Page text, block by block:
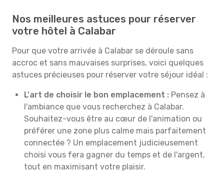
Nos meilleures astuces pour réserver
votre hôtel à Calabar
Pour que votre arrivée à Calabar se déroule sans
accroc et sans mauvaises surprises, voici quelques
astuces précieuses pour réserver votre séjour idéal :
L'art de choisir le bon emplacement : Pensez à
l'ambiance que vous recherchez à Calabar.
Souhaitez-vous être au cœur de l'animation ou
préférer une zone plus calme mais parfaitement
connectée ? Un emplacement judicieusement
choisi vous fera gagner du temps et de l'argent,
tout en maximisant votre plaisir.